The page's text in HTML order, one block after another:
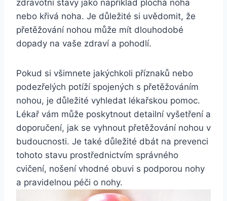
zdravotní stavy jako například plochá noha
nebo křivá noha. Je důležité si uvědomit, že
přetěžování nohou může mít dlouhodobé
dopady na vaše zdraví a pohodlí.
Pokud si všimnete jakýchkoli příznaků nebo
podezřelých potíží spojených s přetěžováním
nohou, je důležité vyhledat lékařskou pomoc.
Lékař vám může poskytnout detailní vyšetření a
doporučení, jak se vyhnout přetěžování nohou v
budoucnosti. Je také důležité dbát na prevenci
tohoto stavu prostřednictvím správného
cvičení, nošení vhodné obuvi s podporou nohy
a pravidelnou péči o nohy.